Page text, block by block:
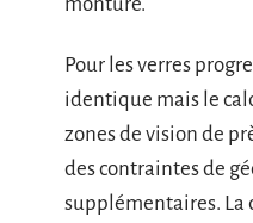
Pour les verres
identique mais le
zones de vision de
des contraintes de
supplémentaires.